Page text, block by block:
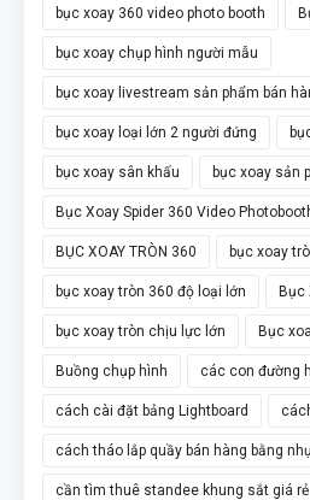
bục xoay 360 video photo booth
bục xoay chụp hình người mẫu
bục xoay livestream sản phẩm bán
bục xoay loại lớn 2 người đứng
bục xoay sân khấu bục xoay sản
Bục Xoay Spider 360 Video
BỤC XOAY TRÒN 360 bục xoay
bục xoay tròn 360 độ loại lớn Bục
bục xoay tròn chịu lực lớn Bục
Buồng chụp hình các con đường
cách cài đặt bảng Lightboard
cách tháo lắp quầy bán hàng bằng
cần tìm thuê standee khung sắt giá rẻ